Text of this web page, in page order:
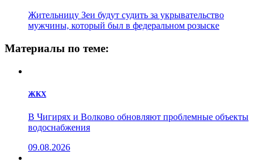
Жительницу Зеи будут судить за укрывательство
мужчины, который был в федеральном розыске
Материалы по теме:
ЖКХ
В Чигирях и Волково обновляют проблемные объекты
водоснабжения
09.08.2026